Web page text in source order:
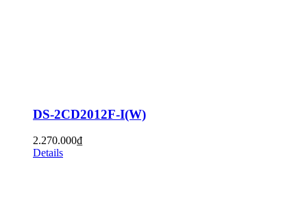
DS-2CD2012F-I(W)
2.270.000₫
Details